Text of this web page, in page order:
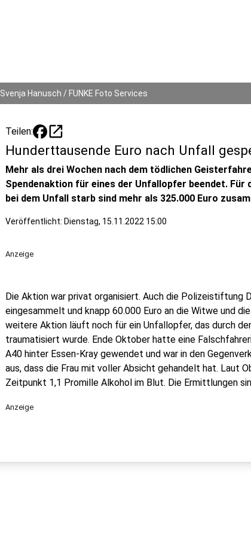
Svenja Hanusch / FUNKE Foto Services
Teilen: open_in_new
Hunderttausende Euro nach Unfall
Mehr als drei Wochen nach dem tödlichen
Spendenaktion für eines der Unfallopfer beendet. Für
bei dem Unfall starb sind mehr als 325.000 Euro
Veröffentlicht: Dienstag, 15.11.2022 15:00
Anzeige
Die Aktion war privat organisiert. Auch die Polizeistiftung
eingesammelt und knapp 60.000 Euro an die Witwe und
weitere Aktion läuft noch für ein Unfallopfer, das durch
traumatisiert wurde. Ende Oktober hatte eine
A40 hinter Essen-Kray gewendet und war in den
aus, dass die Frau mit voller Absicht gehandelt hat. Laut
Zeitpunkt 1,1 Promille Alkohol im Blut. Die Ermittlungen
Anzeige